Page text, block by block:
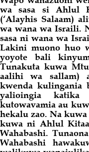
wa sasa si Ahlul
(‘Alayhis Salaam)
wa wana wa Israili.
sasa ni wana wa
Lakini muono huo
yoyote bali
Tunakuta kuwa
aalihi wa sallam)
kwenda kulingania
yalioingia katika
kutowavamia au
hekalu zao. Na
kuwa ni Ahlul
Wahabashi.
Wahabashi